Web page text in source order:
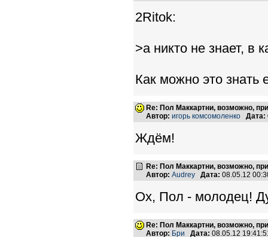
2Ritok:
>а никто не знает, в
Как можно это знать
Re: Пол Маккартни, возможно,
Автор: игорь комсомоленко Дата:
Ждём!
Re: Пол Маккартни, возможно,
Автор: Audrey Дата: 08.05.12
Ох, Пол - молодец!
Re: Пол Маккартни, возможно,
Автор: Бри Дата: 08.05.12